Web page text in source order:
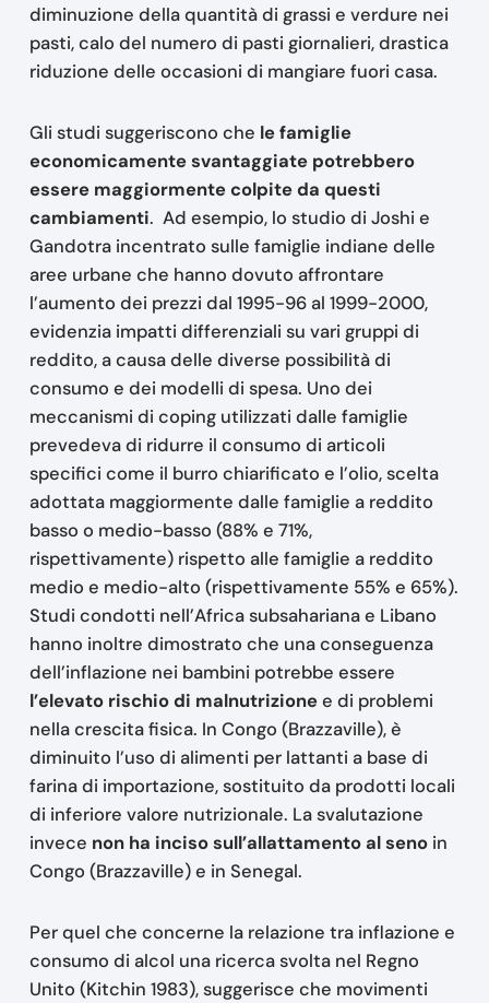
diminuzione della quantità di grassi e verdure nei
pasti, calo del numero di pasti giornalieri, drastica
riduzione delle occasioni di mangiare fuori casa.
Gli studi suggeriscono che le famiglie
economicamente svantaggiate potrebbero
essere maggiormente colpite da questi
cambiamenti. Ad esempio, lo studio di Joshi e
Gandotra incentrato sulle famiglie indiane delle
aree urbane che hanno dovuto affrontare
l’aumento dei prezzi dal 1995-96 al 1999-2000,
evidenzia impatti differenziali su vari gruppi di
reddito, a causa delle diverse possibilità di
consumo e dei modelli di spesa. Uno dei
meccanismi di coping utilizzati dalle famiglie
prevedeva di ridurre il consumo di articoli
specifici come il burro chiarificato e l’olio, scelta
adottata maggiormente dalle famiglie a reddito
basso o medio-basso (88% e 71%,
rispettivamente) rispetto alle famiglie a reddito
medio e medio-alto (rispettivamente 55% e 65%).
Studi condotti nell’Africa subsahariana e Libano
hanno inoltre dimostrato che una conseguenza
dell’inflazione nei bambini potrebbe essere
l’elevato rischio di malnutrizionee di problemi
nella crescita fisica. In Congo (Brazzaville), è
diminuito l’uso di alimenti per lattanti a base di
farina di importazione, sostituito da prodotti locali
di inferiore valore nutrizionale. La svalutazione
invece non ha inciso sull’allattamento al senoin
Congo (Brazzaville) e in Senegal.
Per quel che concerne la relazione tra inflazione e
consumo di alcol una ricerca svolta nel Regno
Unito (Kitchin 1983), suggerisce che movimenti